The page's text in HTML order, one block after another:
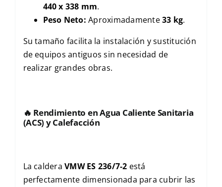
440 x 338 mm.
Peso Neto: Aproximadamente33 kg.
Su tamaño facilita la instalación y sustitución
de equipos antiguos sin necesidad de
realizar grandes obras.
🔥 Rendimiento en Agua Caliente Sanitaria
(ACS) y Calefacción
La calderaVMW ES 236/7-2 está
perfectamente dimensionada para cubrir las